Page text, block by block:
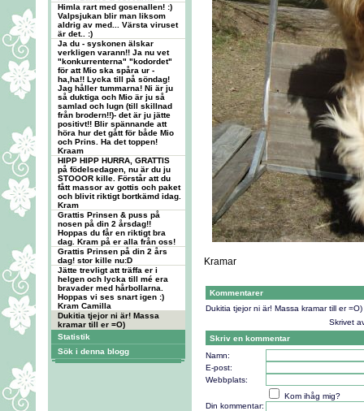
Himla rart med gosenallen! :)
Valpsjukan blir man liksom
aldrig av med... Värsta viruset
är det.. :)
Ja du - syskonen älskar
verkligen varann!! Ja nu vet
"konkurrenterna" "kodordet"
för att Mio ska spåra ur -
ha,ha!! Lycka till på söndag!
Jag håller tummarna! Ni är ju
så duktiga och Mio är ju så
samlad och lugn (till skillnad
från brodern!!)- det är ju jätte
positivt!! Blir spännande att
höra hur det gått för både Mio
och Prins. Ha det toppen!
Kraam
HIPP HIPP HURRA, GRATTIS
på födelsedagen, nu är du ju
STOOOR kille. Förstår att du
fått massor av gottis och paket
och blivit riktigt bortkämd idag.
Kram
Grattis Prinsen & puss på
nosen på din 2 årsdag!!
Hoppas du får en riktigt bra
dag. Kram på er alla från oss!
Grattis Prinsen på din 2 års
dag! stor kille nu:D
Jätte trevligt att träffa er i
helgen och lycka till mé era
bravader med hårbollarna.
Hoppas vi ses snart igen :)
Kram Camilla
Dukitia tjejor ni är! Massa
kramar till er =O)
Statistik
Sök i denna blogg
Kramar
Kommentarer
Dukitia tjejor ni är! Massa kramar till er =O)
Skrivet
Skriv en kommentar
Namn:
E-post:
Webbplats:
Kom ihåg mig?
Din kommentar: